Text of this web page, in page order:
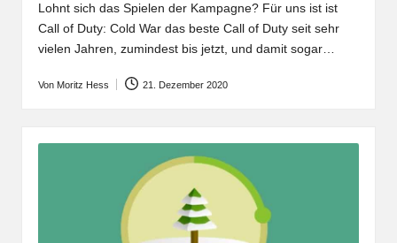
Lohnt sich das Spielen der Kampagne? Für uns ist ist
Call of Duty: Cold War das beste Call of Duty seit sehr
vielen Jahren, zumindest bis jetzt, und damit sogar…
Von Moritz Hess 21. Dezember 2020